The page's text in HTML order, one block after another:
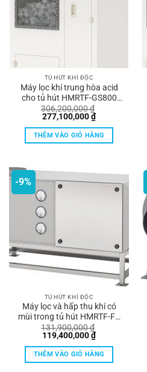
TỦ HÚT KHÍ ĐỘC
Máy lọc khí trung hòa acid
cho tủ hút HMRTF-GS800
Hankook
306,200,000₫
Giá
là:
306,200,000 ₫.
277,100,000₫Giá
hiện
tại
là:
THÊM VÀO GIỎ HÀNG
-9%
TỦ HÚT KHÍ ĐỘC
Máy lọc và hấp thu khí có
mùi trong tủ hút HMRTF-FB
Hankook
131,900,000₫
Giá
là:
131,900,000 ₫.
119,400,000₫Giá
hiện
tại
là:
119,400,000 ₫.
THÊM VÀO GIỎ HÀNG